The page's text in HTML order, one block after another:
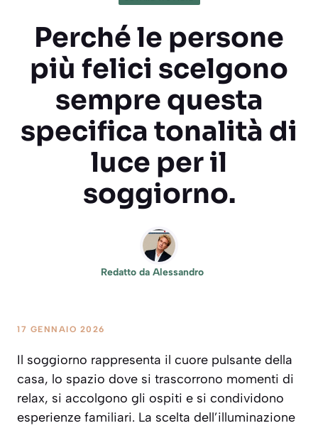
Perché le persone
più felici scelgono
sempre questa
specifica tonalità di
luce per il
soggiorno.
Redatto da Alessandro
17 GENNAIO 2026
Il soggiorno rappresenta il cuore pulsante della
casa, lo spazio dove si trascorrono momenti di
relax, si accolgono gli ospiti e si condividono
esperienze familiari. La scelta dell’illuminazione